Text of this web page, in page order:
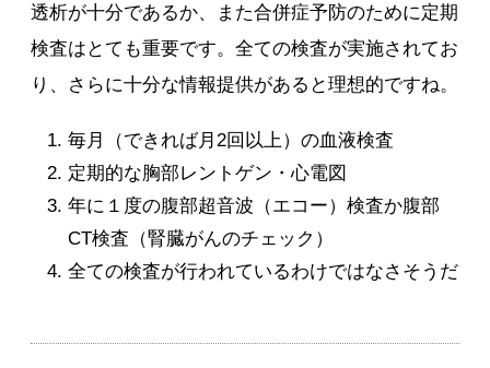
透析が十分であるか、また合併症予防のために定期
検査はとても重要です。全ての検査が実施されてお
り、さらに十分な情報提供があると理想的ですね。
毎月（できれば月2回以上）の血液検査
定期的な胸部レントゲン・心電図
年に１度の腹部超音波（エコー）検査か腹部
CT検査（腎臓がんのチェック）
全ての検査が行われているわけではなさそうだ